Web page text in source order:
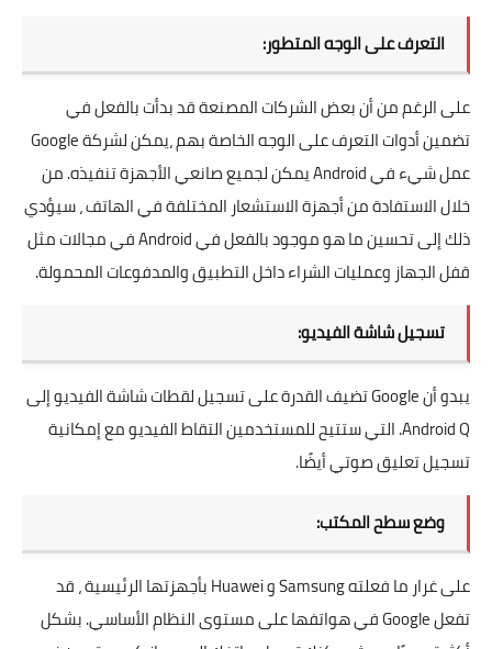
التعرف على الوجه المتطور:
على الرغم من أن بعض الشركات المصنعة قد بدأت بالفعل في
تضمين أدوات التعرف على الوجه الخاصة بهم ،يمكن لشركة Google
عمل شيء في Android يمكن لجميع صانعي الأجهزة تنفيذه. من
خلال الاستفادة من أجهزة الاستشعار المختلفة في الهاتف ، سيؤدي
ذلك إلى تحسين ما هو موجود بالفعل في Android في مجالات مثل
قفل الجهاز وعمليات الشراء داخل التطبيق والمدفوعات المحمولة.
تسجيل شاشة الفيديو:
يبدو أن Google تضيف القدرة على تسجيل لقطات شاشة الفيديو إلى
Android Q. التي ستتيح للمستخدمين التقاط الفيديو مع إمكانية
تسجيل تعليق صوتي أيضًا.
وضع سطح المكتب:
على غرار ما فعلته Samsung و Huawei بأجهزتها الرئيسية ، قد
تفعل Google في هواتفها على مستوى النظام الأساسي. بشكل